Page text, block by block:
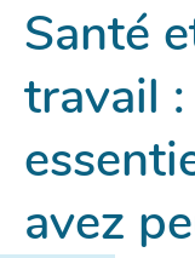
Santé
travail
avez